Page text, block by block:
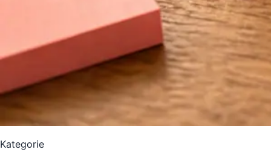
Kategorie